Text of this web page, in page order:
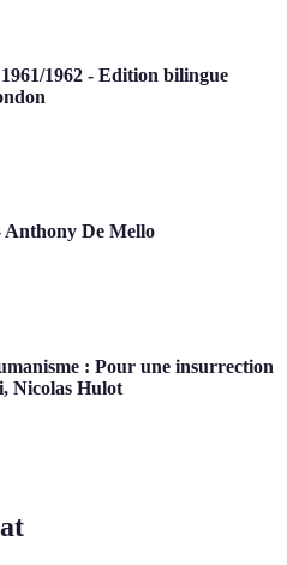
1962 - Edition bilingue
Anthony De Mello
: Pour une insurrection
Nicolas Hulot